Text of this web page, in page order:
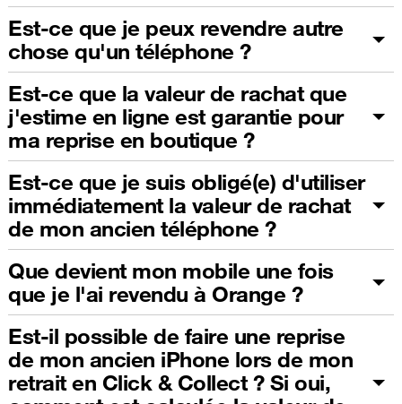
Est-ce que je peux revendre autre
chose qu'un téléphone ?
Est-ce que la valeur de rachat que
j'estime en ligne est garantie pour
ma reprise en boutique ?
Est-ce que je suis obligé(e) d'utiliser
immédiatement la valeur de rachat
de mon ancien téléphone ?
Que devient mon mobile une fois
que je l'ai revendu à Orange ?
Est-il possible de faire une reprise
de mon ancien iPhone lors de mon
retrait en Click & Collect ? Si oui,